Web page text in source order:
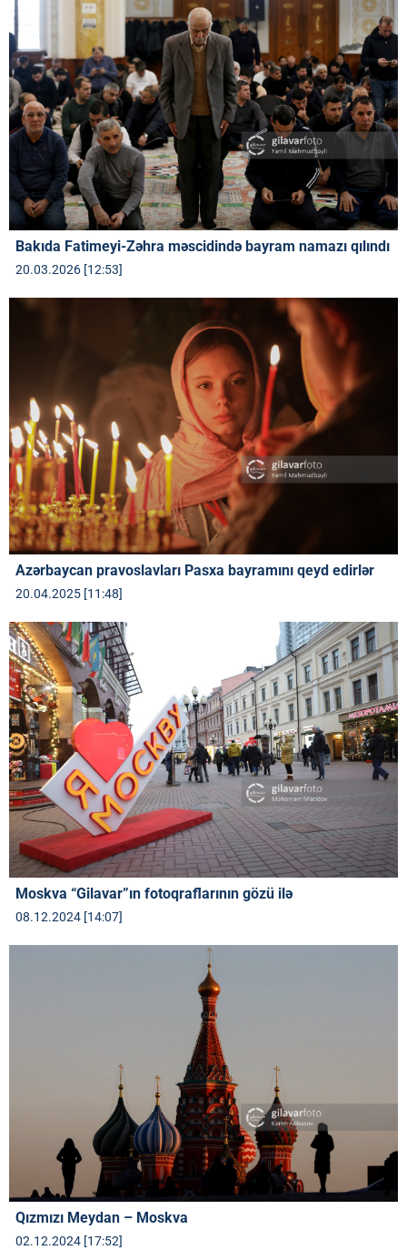
Bakıda Fatimeyi-Zəhra məscidində bayram namazı qılındı
20.03.2026 [12:53]
Azərbaycan pravoslavları Pasxa bayramını qeyd edirlər
20.04.2025 [11:48]
Moskva “Gilavar”ın fotoqraflarının gözü ilə
08.12.2024 [14:07]
Qızmızı Meydan – Moskva
02.12.2024 [17:52]